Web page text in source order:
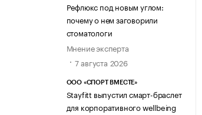
Рефлюкс под новым углом:
почему о нем заговорили
стоматологи
Мнение эксперта
7 августа 2026
ООО «СПОРТ ВМЕСТЕ»
Stayfitt выпустил смарт-браслет
для корпоративного wellbeing